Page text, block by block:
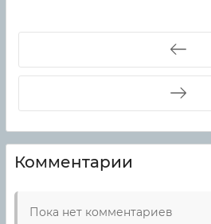
Комментарии
Пока нет комментариев